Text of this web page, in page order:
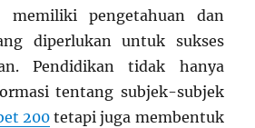
memiliki pengetahuan dan
diperlukan untuk sukses
Pendidikan tidak hanya
tentang subjek-subjek
200 tetapi juga membentuk